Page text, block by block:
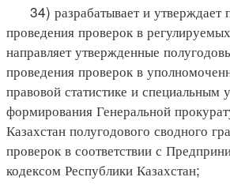
34) разрабатывает и утверждает
проведения проверок в
направляет утвержденные
проведения проверок в
правовой статистике и специальным
формирования Генеральной
Казахстан полугодового сводного
проверок в соответствии с
кодексом Республики Казахстан;